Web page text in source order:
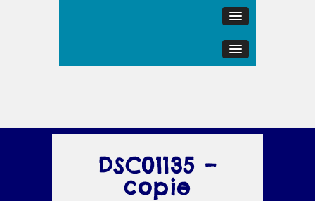
DSC01135 –
copie